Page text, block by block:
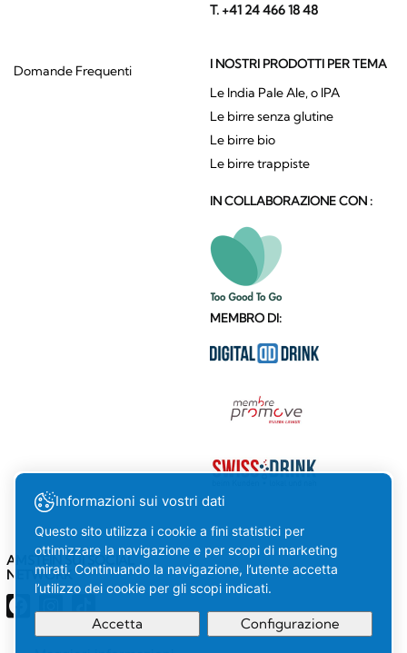
T. +41 24 466 18 48
Domande Frequenti I NOSTRI PRODOTTI PER TEMA
Le India Pale Ale, o IPA
Le birre senza glutine
Le birre bio
Le birre trappiste
IN COLLABORAZIONE CON :
MEMBRO DI:
AMSTEIN SUI SOCIAL
NETWORK
Informazioni sui vostri dati
Questo sito utilizza i cookie a fini statistici per
ottimizzare la navigazione e per scopi di marketing
mirati. Continuando la navigazione, l’utente accetta
l’utilizzo dei cookie per gli scopi indicati.
Accetta Configurazione